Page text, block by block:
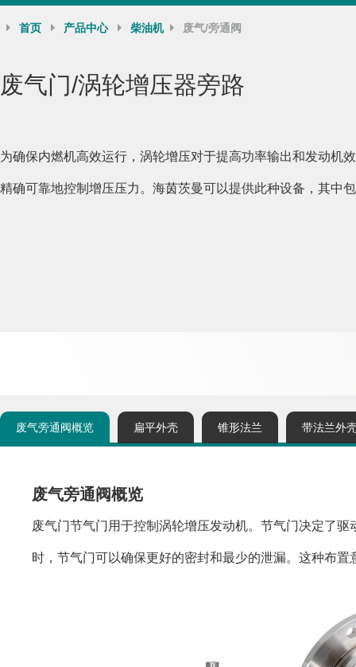
首页 产品中心 柴油机 废气/旁通阀
废气门/涡轮增压器旁路
为确保内燃机高效运行，涡轮增压对于提高功率输出和发动机
精确可靠地控制增压压力。海茵茨曼可以提供此种设备，其中
废气旁通阀概览 扁平外壳 锥形法兰 带法兰外
废气旁通阀概览
废气门节气门用于控制涡轮增压发动机。节气门决定了
时，节气门可以确保更好的密封和最少的泄漏。这种布